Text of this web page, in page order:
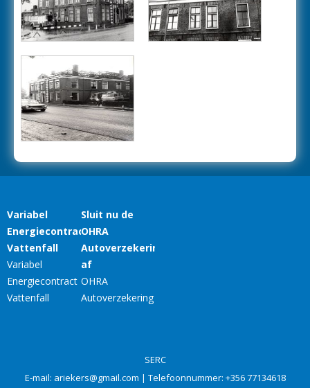
SERC
E-mail: ariekers@gmail.com | Telefoonnummer: +356 77134618